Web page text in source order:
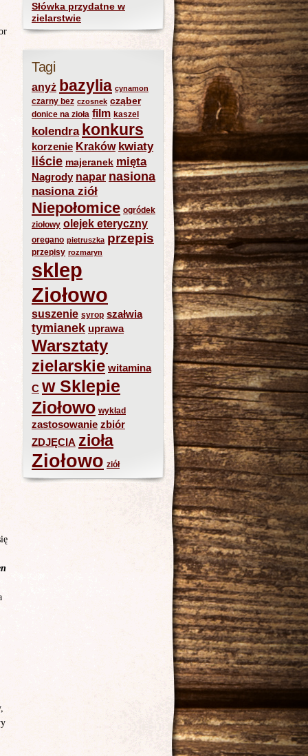
Słówka przydatne w
zielarstwie
Tagi
anyż bazylia cynamon
czarny bez czosnek cząber
donice na zioła film kaszel
kolendra konkurs
korzenie Kraków kwiaty
liście majeranek mięta
Nagrody napar nasiona
nasiona ziół
Niepołomice ogródek
ziołowy olejek eteryczny
oregano pietruszka przepis
przepisy rozmaryn
sklep
Ziołowo
suszenie syrop szałwia
tymianek uprawa
Warsztaty
zielarskie witamina
C w Sklepie
Ziołowo wykład
zastosowanie zbiór
ZDJĘCIA zioła
Ziołowo ziół